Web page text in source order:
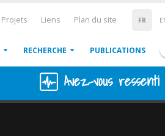
FR
Projets Liens Plan du site
RECHERCHE PUBLICATIONS
Avez-vous